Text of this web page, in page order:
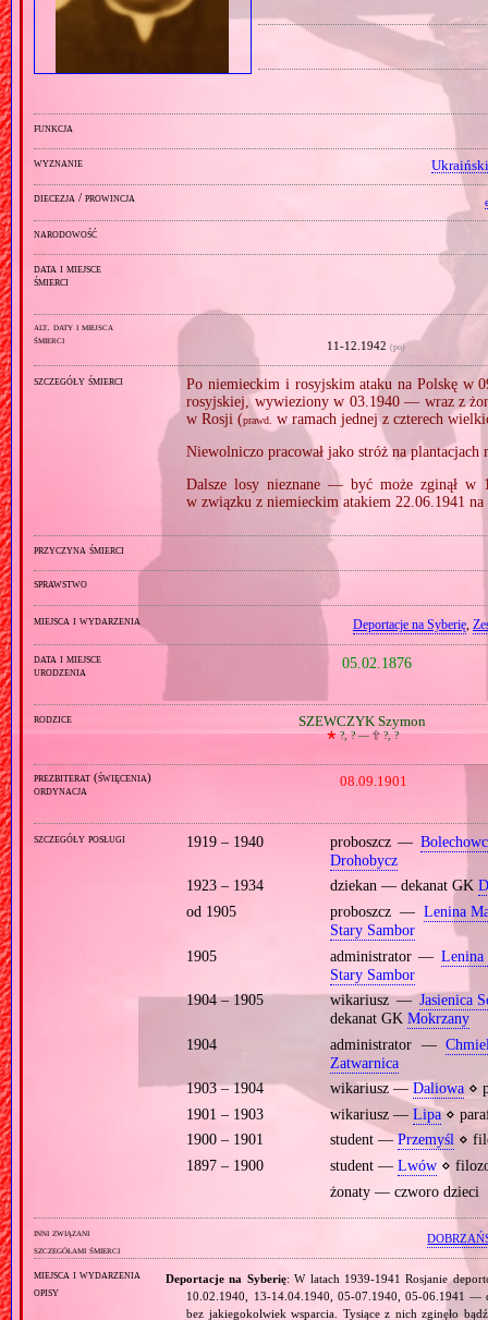
funkcja
wyznanie
diecezja / prowincja
narodowość
data i miejsce
śmierci
alt. daty i miejsca
śmierci
11‑12.1942 (po)
szczegóły śmierci
Po niemieckim i rosyjskim ataku na Polskę w
rosyjskiej, wywieziony w 03.1940 — wraz z
w Rosji (prawd. w ramach jednej z czterech
Niewolniczo pracował jako stróż na plantacjach
Dalsze losy nieznane — być może zginął w
w związku z niemieckim atakiem 22.06.1941
przyczyna śmierci
sprawstwo
miejsca i wydarzenia Deportacje na Syberię,
data i miejsce
urodzenia
05.02.1876
rodzice SZEWCZYK Szymon
🞲?, ? —🕆?, ?
prezbiterat (święcenia)
ordynacja
08.09.1901
szczegóły posługi 1919 – 1940 proboszcz —
Drohobycz
1923 – 1934
dziekan — dekanat GK
od 1905
proboszcz —Lenina
Stary Sambor
1905
administrator —Lenina
Stary Sambor
1904 – 1905
wikariusz —Jasienica
dekanat GK Mokrzany
1904
administrator —
Zatwarnica
1903 – 1904
wikariusz — Daliowa⋄
1901 – 1903
wikariusz — Lipa⋄
1900 – 1901
student —Przemyśl⋄
1897 – 1900
student — Lwów⋄
żonaty — czworo dzieci
inni związani
szczegółami śmierci
miejsca i wydarzenia
opisy
Deportacje na Syberię: W latach 1939‐1941 Rosjanie
10.02.1940, 13‐14.04.1940, 05‐07.1940, 05‐06.1941
bez jakiegokolwiek wsparcia. Tysiące z nich zginęło